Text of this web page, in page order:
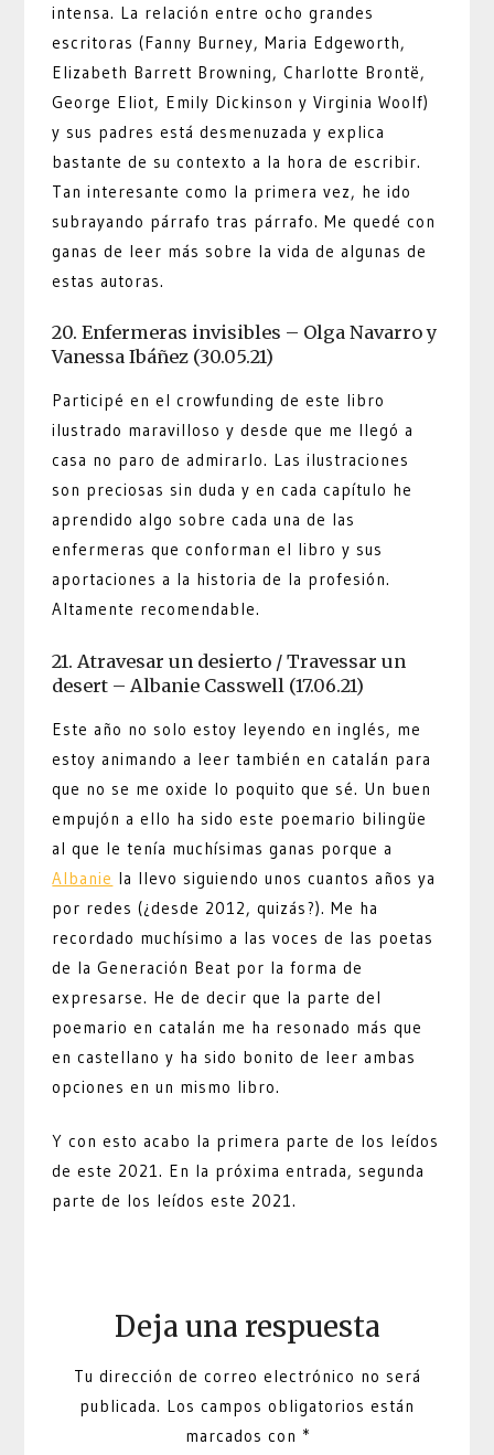
intensa. La relación entre ocho grandes
escritoras (Fanny Burney, Maria Edgeworth,
Elizabeth Barrett Browning, Charlotte Brontë,
George Eliot, Emily Dickinson y Virginia Woolf)
y sus padres está desmenuzada y explica
bastante de su contexto a la hora de escribir.
Tan interesante como la primera vez, he ido
subrayando párrafo tras párrafo. Me quedé con
ganas de leer más sobre la vida de algunas de
estas autoras.
20. Enfermeras invisibles – Olga Navarro y
Vanessa Ibáñez (30.05.21)
Participé en el crowfunding de este libro
ilustrado maravilloso y desde que me llegó a
casa no paro de admirarlo. Las ilustraciones
son preciosas sin duda y en cada capítulo he
aprendido algo sobre cada una de las
enfermeras que conforman el libro y sus
aportaciones a la historia de la profesión.
Altamente recomendable.
21. Atravesar un desierto / Travessar un
desert – Albanie Casswell (17.06.21)
Este año no solo estoy leyendo en inglés, me
estoy animando a leer también en catalán para
que no se me oxide lo poquito que sé. Un buen
empujón a ello ha sido este poemario bilingüe
al que le tenía muchísimas ganas porque a
Albanie la llevo siguiendo unos cuantos años ya
por redes (¿desde 2012, quizás?). Me ha
recordado muchísimo a las voces de las poetas
de la Generación Beat por la forma de
expresarse. He de decir que la parte del
poemario en catalán me ha resonado más que
en castellano y ha sido bonito de leer ambas
opciones en un mismo libro.
Y con esto acabo la primera parte de los leídos
de este 2021. En la próxima entrada, segunda
parte de los leídos este 2021.
Deja una respuesta
Tu dirección de correo electrónico no será
publicada. Los campos obligatorios están
marcados con *